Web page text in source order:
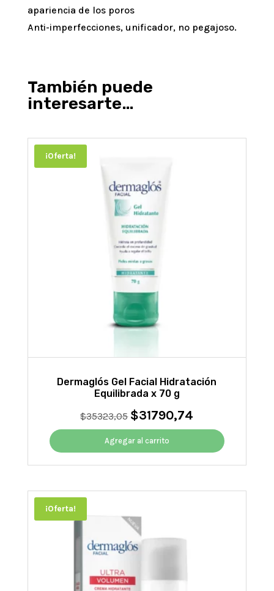
apariencia de los poros
Anti-imperfecciones, unificador, no pegajoso.
También puede
interesarte…
¡Oferta!
Dermaglós Gel Facial Hidratación
Equilibrada x 70 g
$35323,05 El
precio
original
era:
$35323,05.
$31790,74
precio
es:
$31790,74.
Agregar al carrito
¡Oferta!